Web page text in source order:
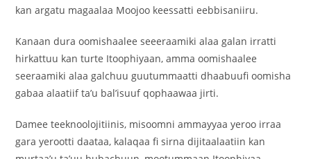
kan argatu magaalaa Moojoo keessatti eebbisaniiru.
Kanaan dura oomishaalee seeeraamiki alaa galan irratti
hirkattuu kan turte Itoophiyaan, amma oomishaalee
seeraamiki alaa galchuu guutummaatti dhaabuufi oomisha
gabaa alaatiif ta’u bal’isuuf qophaawaa jirti.
Damee teeknoolojitiinis, misoomni ammayyaa yeroo irraa
gara yerootti daataa, kalaqaa fi sirna dijitaalaatiin kan